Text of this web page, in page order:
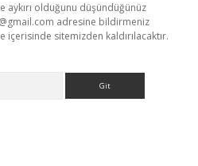
aykırı olduğunu düşündüğünüz
adresine bildirmeniz
sitemizden kaldırılacaktır.